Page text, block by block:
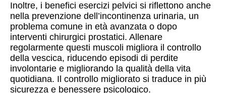
Inoltre, i benefici esercizi pelvici si riflettono anche
nella prevenzione dell’incontinenza urinaria, un
problema comune in età avanzata o dopo
interventi chirurgici prostatici. Allenare
regolarmente questi muscoli migliora il controllo
della vescica, riducendo episodi di perdite
involontarie e migliorando la qualità della vita
quotidiana. Il controllo migliorato si traduce in più
sicurezza e benessere psicologico.